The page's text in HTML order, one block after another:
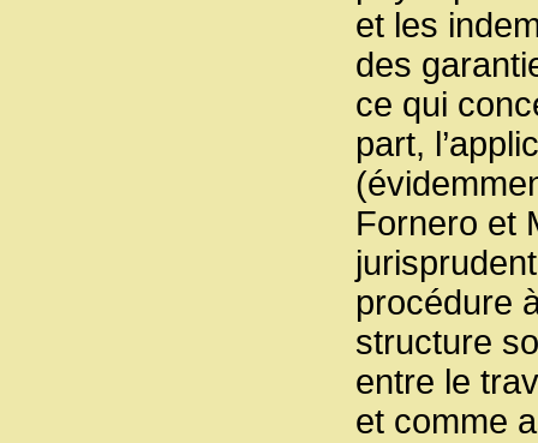
et les
des
ce qui
part,
Fornero et
procédure
structure
entre le
et comme